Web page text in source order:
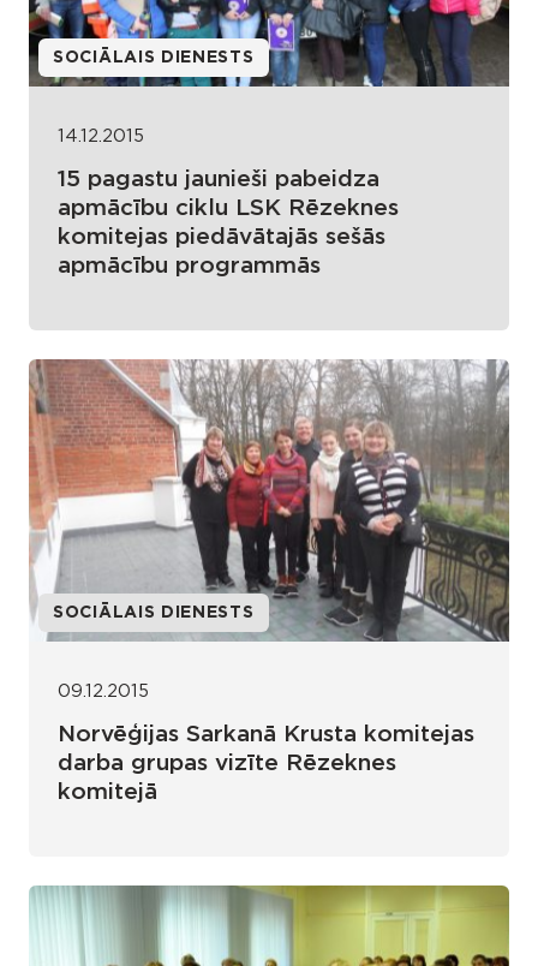
SOCIĀLAIS DIENESTS
14.12.2015
15 pagastu jaunieši pabeidza
apmācību ciklu LSK Rēzeknes
komitejas piedāvātajās sešās
apmācību programmās
SOCIĀLAIS DIENESTS
09.12.2015
Norvēģijas Sarkanā Krusta komitejas
darba grupas vizīte Rēzeknes
komitejā